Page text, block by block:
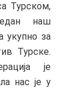
Турском,
наш
укупно за
Турске.
је
нас је у